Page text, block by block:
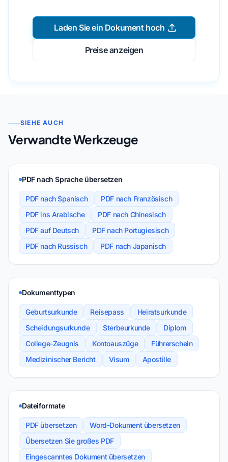
Laden Sie ein Dokument hoch
Preise anzeigen
SIEHE AUCH
Verwandte Werkzeuge
PDF nach Sprache übersetzen
PDF nach Spanisch
PDF nach Französisch
PDF ins Arabische
PDF nach Chinesisch
PDF auf Deutsch
PDF nach Portugiesisch
PDF nach Russisch
PDF nach Japanisch
Dokumenttypen
Geburtsurkunde Reisepass
Heiratsurkunde
Scheidungsurkunde
Sterbeurkunde
Diplom
College-Zeugnis
Kontoauszüge
Führerschein
Medizinischer Bericht
Visum Apostille
Dateiformate
PDF übersetzen
Word-Dokument übersetzen
Übersetzen Sie großes PDF
Eingescanntes Dokument übersetzen